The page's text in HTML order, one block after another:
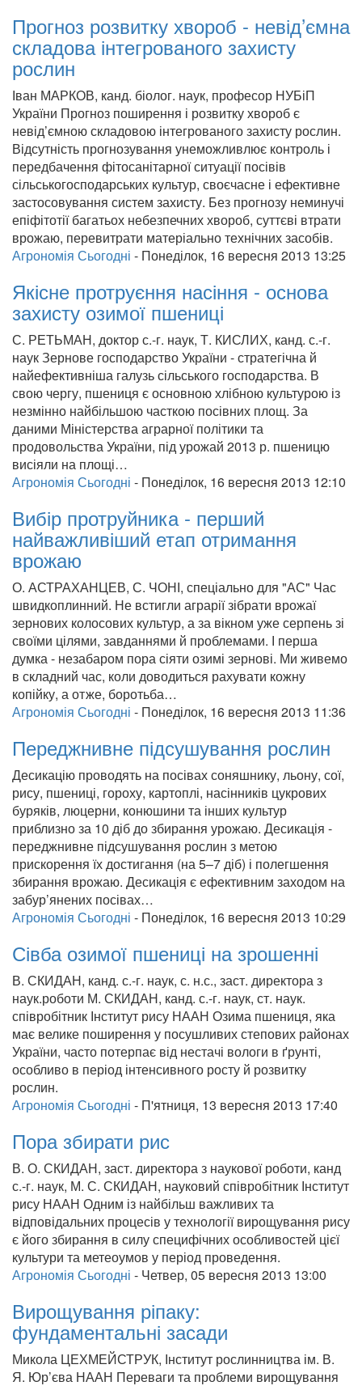
Прогноз розвитку хвороб - невід’ємна
складова інтегрованого захисту
рослин
Іван МАРКОВ, канд. біолог. наук, професор НУБіП
України Прогноз поширення і розвитку хвороб є
невід’ємною складовою інтегрованого захисту рослин.
Відсутність прогнозування унеможливлює контроль і
передбачення фітосанітарної ситуації посівів
сільськогосподарських культур, своєчасне і ефективне
застосовування систем захисту. Без прогнозу неминучі
епіфітотії багатьох небезпечних хвороб, суттєві втрати
врожаю, перевитрати матеріально технічних засобів.
Агрономія Сьогодні - Понеділок, 16 вересня 2013 13:25
Якісне протруєння насіння - основа
захисту озимої пшениці
С. РЕТЬМАН, доктор с.-г. наук, Т. КИСЛИХ, канд. с.-г.
наук Зернове господарство України - стратегічна й
найефективніша галузь сільського господарства. В
свою чергу, пшениця є основною хлібною культурою із
незмінно найбільшою часткою посівних площ. За
даними Міністерства аграрної політики та
продовольства України, під урожай 2013 р. пшеницю
висіяли на площі…
Агрономія Сьогодні - Понеділок, 16 вересня 2013 12:10
Вибір протруйника - перший
найважливіший етап отримання
врожаю
О. АСТРАХАНЦЕВ, С. ЧОНІ, спеціально для "АС" Час
швидкоплинний. Не встигли аграрії зібрати врожаї
зернових колосових культур, а за вікном уже серпень зі
своїми цілями, завданнями й проблемами. І перша
думка - незабаром пора сіяти озимі зернові. Ми живемо
в складний час, коли доводиться рахувати кожну
копійку, а отже, боротьба…
Агрономія Сьогодні - Понеділок, 16 вересня 2013 11:36
Переджнивне підсушування рослин
Десикацію проводять на посівах соняшнику, льону, сої,
рису, пшениці, гороху, картоплі, насінників цукрових
буряків, люцерни, конюшини та інших культур
приблизно за 10 діб до збирання урожаю. Десикація -
переджнивне підсушування рослин з метою
прискорення їх достигання (на 5–7 діб) і полегшення
збирання врожаю. Десикація є ефективним заходом на
забур’янених посівах…
Агрономія Сьогодні - Понеділок, 16 вересня 2013 10:29
Сівба озимої пшениці на зрошенні
В. СКИДАН, канд. с.-г. наук, с. н.с., заст. директора з
наук.роботи М. СКИДАН, канд. с.-г. наук, ст. наук.
співробітник Інститут рису НААН Озима пшениця, яка
має велике поширення у посушливих степових районах
України, часто потерпає від нестачі вологи в ґрунті,
особливо в період інтенсивного росту й розвитку
рослин.
Агрономія Сьогодні - П'ятниця, 13 вересня 2013 17:40
Пора збирати рис
В. О. СКИДАН, заст. директора з наукової роботи, канд
с.-г. наук, М. С. СКИДАН, науковий співробітник Інститут
рису НААН Одним із найбільш важливих та
відповідальних процесів у технології вирощування рису
є його збирання в силу специфічних особливостей цієї
культури та метеоумов у період проведення.
Агрономія Сьогодні - Четвер, 05 вересня 2013 13:00
Вирощування ріпаку:
фундаментальні засади
Микола ЦЕХМЕЙСТРУК, Інститут рослинництва ім. В.
Я. Юр’єва НААН Переваги та проблеми вирощування